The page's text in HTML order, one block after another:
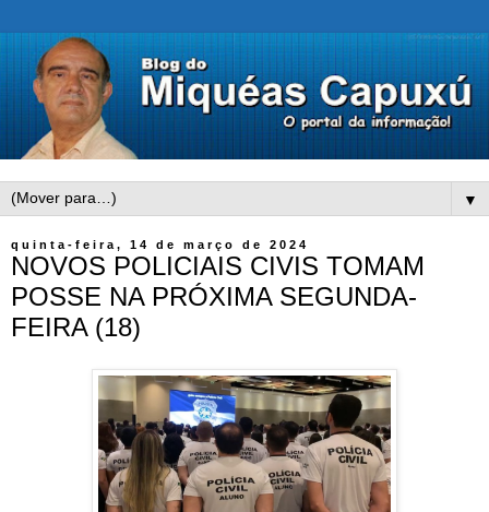
▼
quinta-feira, 14 de março de 2024
NOVOS POLICIAIS CIVIS TOMAM
POSSE NA PRÓXIMA SEGUNDA-
FEIRA (18)